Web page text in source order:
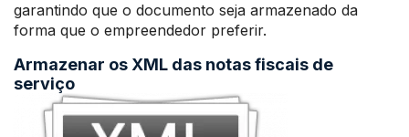
garantindo que o documento seja armazenado da
forma que o empreendedor preferir.
Armazenar os XML das notas fiscais de
serviço